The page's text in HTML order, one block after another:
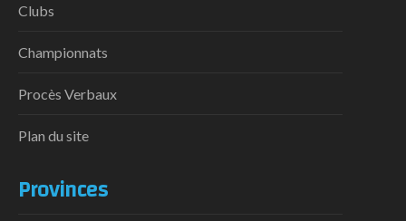
Clubs
Championnats
Procès Verbaux
Plan du site
Provinces